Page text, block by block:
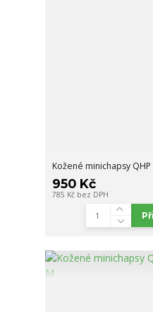
Kožené minichapsy
950 Kč
785 Kč bez DPH